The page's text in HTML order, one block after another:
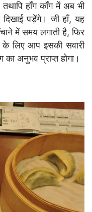
हाँग काँग में अब भी
दिखाई पड़ेंगे। जी हाँ, यह
में समय लगाती है, फिर
लिए आप इसकी सवारी
अनुभव प्राप्त होगा।